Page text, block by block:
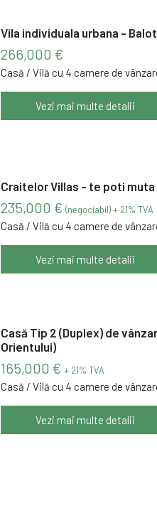
Vila individuala urbana -
266,000 €
Casă / Vilă cu 4 camere de
Vezi mai multe detalii
Craitelor Villas - te poti
235,000 € (negociabil) + 21% TVA
Casă / Vilă cu 4 camere de
Vezi mai multe detalii
Casă Tip 2 (Duplex) de
Orientului)
165,000 € + 21% TVA
Casă / Vilă cu 4 camere de
Vezi mai multe detalii